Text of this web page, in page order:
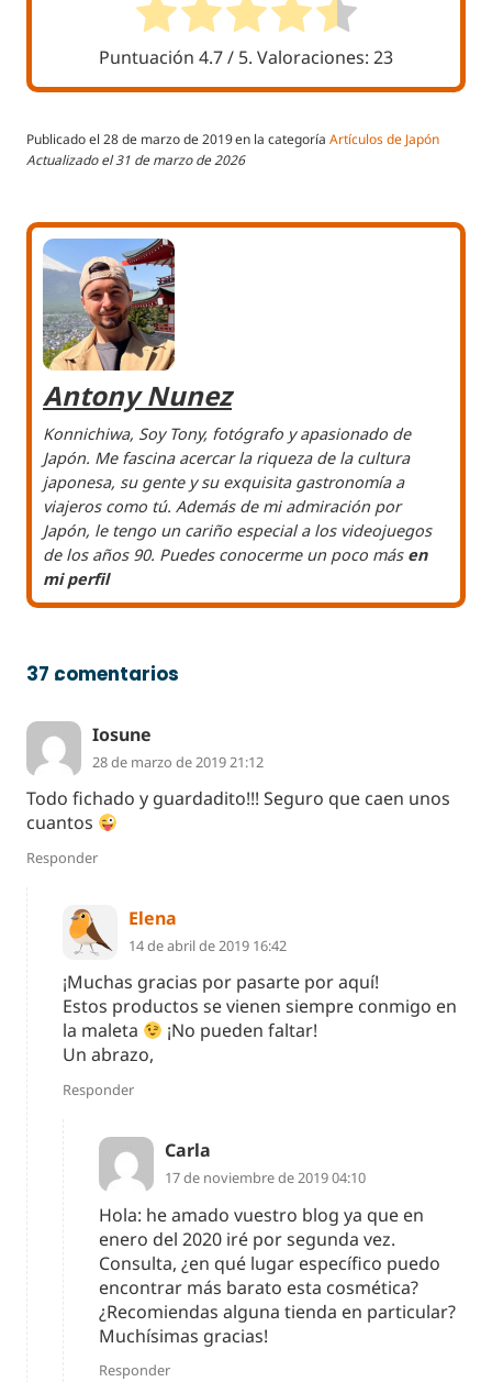
Puntuación 4.7/ 5. Valoraciones: 23
Publicado el 28 de marzo de 2019en la categoría Artículos de Japón
Actualizado el31 de marzo de 2026
Antony Nunez
Konnichiwa, Soy Tony, fotógrafo y apasionado de
Japón. Me fascina acercar la riqueza de la cultura
japonesa, su gente y su exquisita gastronomía a
viajeros como tú. Además de mi admiración por
Japón, le tengo un cariño especial a los videojuegos
de los años 90. Puedes conocerme un poco más en
mi perfil
37 comentarios
.
Iosune
28 de marzo de 2019 21:12
Todo fichado y guardadito!!! Seguro que caen unos
cuantos
Responder
Elena
14 de abril de 2019 16:42
¡Muchas gracias por pasarte por aquí!
Estos productos se vienen siempre conmigo en
la maleta
¡No pueden faltar!
Un abrazo,
Responder
Carla
17 de noviembre de 2019 04:10
Hola: he amado vuestro blog ya que en
enero del 2020 iré por segunda vez.
Consulta, ¿en qué lugar específico puedo
encontrar más barato esta cosmética?
¿Recomiendas alguna tienda en particular?
Muchísimas gracias!
Responder